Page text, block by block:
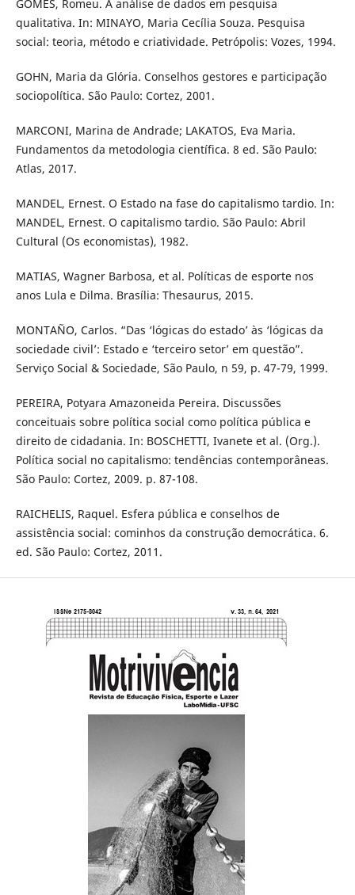
GOMES, Romeu. A análise de dados em pesquisa
qualitativa. In: MINAYO, Maria Cecília Souza. Pesquisa
social: teoria, método e criatividade. Petrópolis: Vozes, 1994.
GOHN, Maria da Glória. Conselhos gestores e participação
sociopolítica. São Paulo: Cortez, 2001.
MARCONI, Marina de Andrade; LAKATOS, Eva Maria.
Fundamentos da metodologia científica. 8 ed. São Paulo:
Atlas, 2017.
MANDEL, Ernest. O Estado na fase do capitalismo tardio. In:
MANDEL, Ernest. O capitalismo tardio. São Paulo: Abril
Cultural (Os economistas), 1982.
MATIAS, Wagner Barbosa, et al. Políticas de esporte nos
anos Lula e Dilma. Brasília: Thesaurus, 2015.
MONTAÑO, Carlos. “Das ‘lógicas do estado’ às ‘lógicas da
sociedade civil’: Estado e ‘terceiro setor’ em questão”.
Serviço Social & Sociedade, São Paulo, n 59, p. 47-79, 1999.
PEREIRA, Potyara Amazoneida Pereira. Discussões
conceituais sobre política social como política pública e
direito de cidadania. In: BOSCHETTI, Ivanete et al. (Org.).
Política social no capitalismo: tendências contemporâneas.
São Paulo: Cortez, 2009. p. 87-108.
RAICHELIS, Raquel. Esfera pública e conselhos de
assistência social: cominhos da construção democrática. 6.
ed. São Paulo: Cortez, 2011.